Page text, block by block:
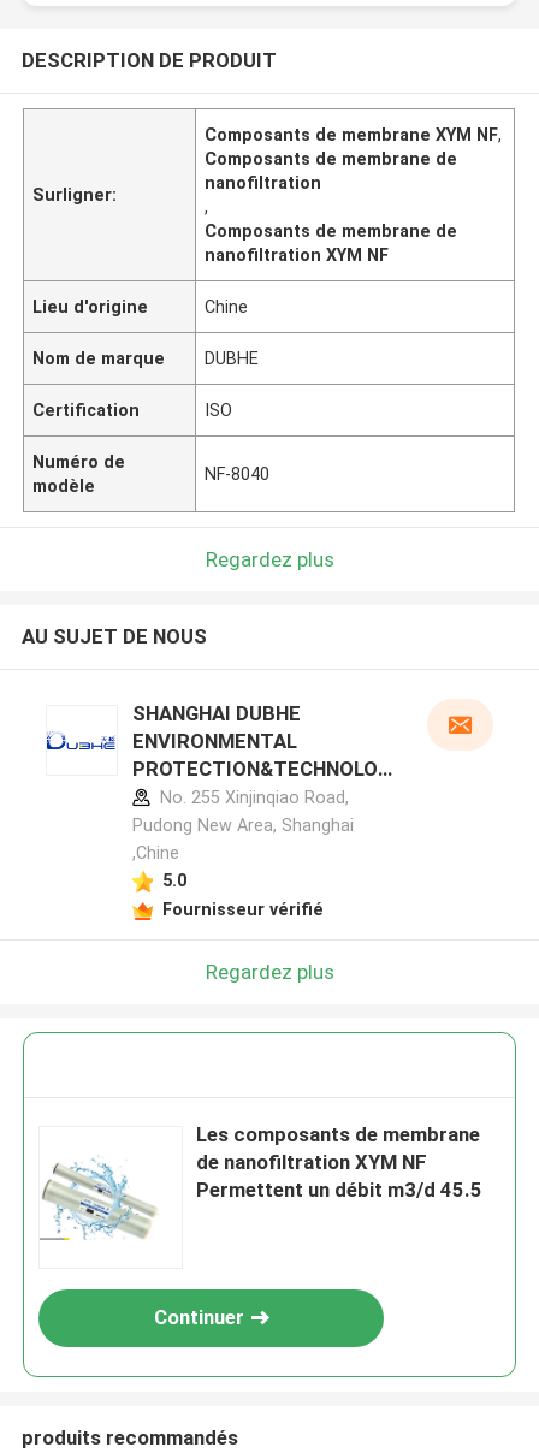
DESCRIPTION DE PRODUIT
Surligner:
Composants de membrane XYM NF,
Composants de membrane de
nanofiltration
,
Composants de membrane de
nanofiltration XYM NF
Lieu d'origine Chine
Nom de marque DUBHE
Certification ISO
Numéro de
modèle
NF-8040
Regardez plus
AU SUJET DE NOUS
SHANGHAI DUBHE
ENVIRONMENTAL
PROTECTION&TECHNOLOG
Y CO.,LTD profil du fabricant
No. 255 Xinjinqiao Road,
Pudong New Area, Shanghai
,Chine
5.0
Fournisseur vérifié
Regardez plus
Les composants de membrane
de nanofiltration XYM NF
Permettent un débit m3/d 45.5
Continuer
produits recommandés